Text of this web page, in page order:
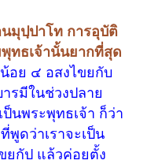
มุปฺปาโท การอุบัติ
ทธเจ้านั้นยากที่สุด
อย ๔ อสงไขยกับ
รมีในช่วงปลาย
นพระพุทธเจ้า ก็ว่า
พูดว่าเราจะเป็น
ยกัป แล้วค่อยตั้ง